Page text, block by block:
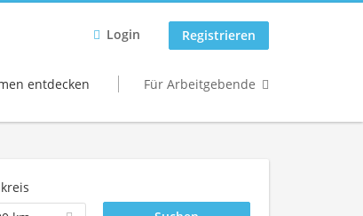
Login Registrieren
entdecken Für Arbeitgebende